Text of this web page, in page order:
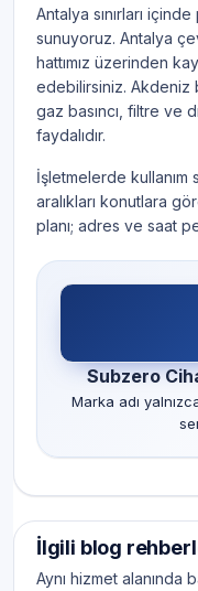
Antalya sınırları
sunuyoruz. Antalya
hattımız üzerinden
edebilirsiniz. Akdeniz
gaz basıncı, filtre ve
faydalıdır.
İşletmelerde kullanım
aralıkları konutlara
planı; adres ve saat
Subzero
Marka adı
İlgili blog
Aynı hizmet alanında